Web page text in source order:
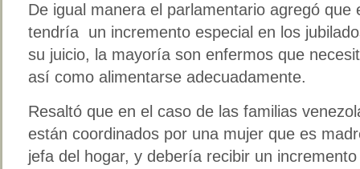
De igual manera el parlamentario agregó que
tendría un incremento especial en los
su juicio, la mayoría son enfermos que
así como alimentarse adecuadamente.
Resaltó que en el caso de las familias
están coordinados por una mujer que es
jefa del hogar, y debería recibir un